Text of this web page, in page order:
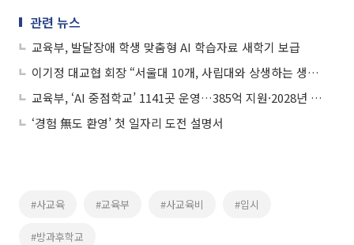
관련 뉴스
교육부, 발달장애 학생 맞춤형 AI 학습자료 새학기 보급
이기정 대교협 회장 “서울대 10개, 사립대와 상생하는 생태계로 가야”
교육부, ‘AI 중점학교’ 1141곳 운영…385억 지원·2028년 2000개교 확대
‘경험 無도 환영’ 첫 일자리 도전 설명서
#사교육 #교육부 #사교육비 #입시
#방과후학교